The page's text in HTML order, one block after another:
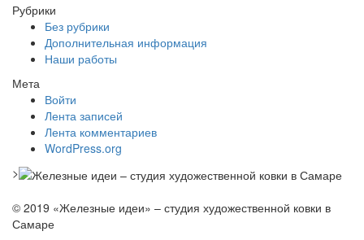
Рубрики
Без рубрики
Дополнительная информация
Наши работы
Мета
Войти
Лента записей
Лента комментариев
WordPress.org
>
© 2019 «Железные идеи» – студия художественной ковки в
Самаре